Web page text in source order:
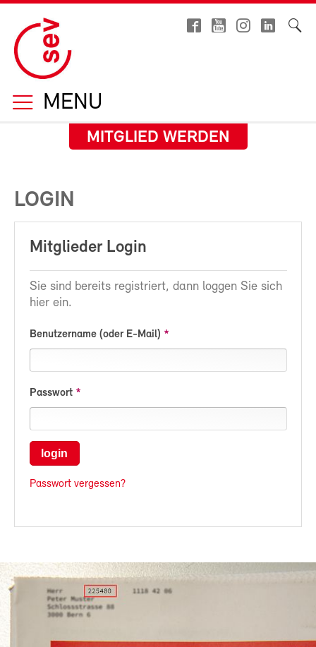
MENU
MITGLIED WERDEN
LOGIN
Mitglieder Login
Sie sind bereits registriert, dann loggen Sie sich
hier ein.
Benutzername (oder E-Mail)
Passwort
login
Passwort vergessen?